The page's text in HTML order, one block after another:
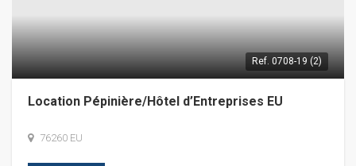
Ref. 0708-19 (2)
Location Pépinière/Hôtel d’Entreprises EU
76260 EU